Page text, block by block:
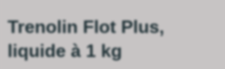
Trenolin Flot Plus,
liquide à 1 kg